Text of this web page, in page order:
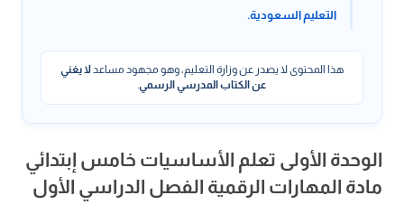
التعليم السعودية.
هذا المحتوى لا يصدر عن وزارة التعليم، وهو مجهود مساعدلا يغني
عن الكتاب المدرسي الرسمي.
الوحدة الأولى تعلم الأساسيات خامس إبتدائي
مادة المهارات الرقمية الفصل الدراسي الأول